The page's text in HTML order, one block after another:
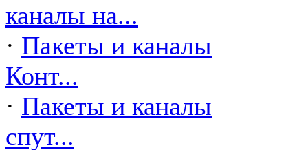
каналы на...
· Пакеты и каналы
Конт...
· Пакеты и каналы
спут...